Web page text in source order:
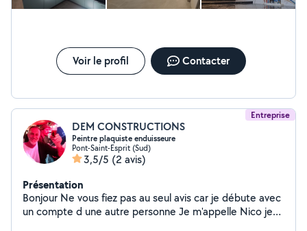
Voir le profil Contacter
Entreprise
DEM CONSTRUCTIONS
Peintre plaquiste enduisseure
Pont-Saint-Esprit (Sud)
3,5/5 (2 avis)
Présentation
Bonjour Ne vous fiez pas au seul avis car je débute avec
un compte d une autre personne Je m'appelle Nico je